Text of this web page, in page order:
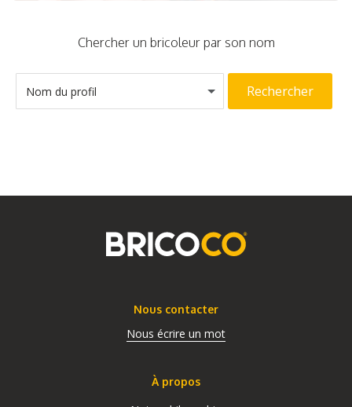
Chercher un bricoleur par son nom
Nom du profil Rechercher
Nous contacter
Nous écrire un mot
À propos